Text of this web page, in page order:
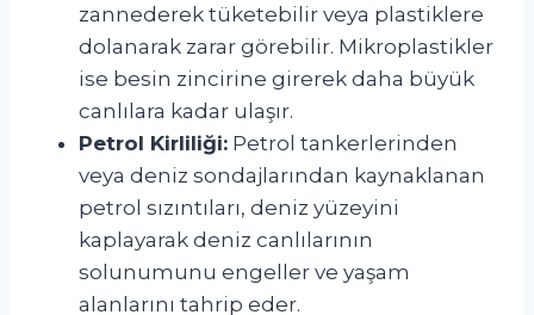
zannederek tüketebilir veya plastiklere
dolanarak zarar görebilir. Mikroplastikler
ise besin zincirine girerek daha büyük
canlılara kadar ulaşır.
Petrol Kirliliği: Petrol tankerlerinden
veya deniz sondajlarından kaynaklanan
petrol sızıntıları, deniz yüzeyini
kaplayarak deniz canlılarının
solunumunu engeller ve yaşam
alanlarını tahrip eder.